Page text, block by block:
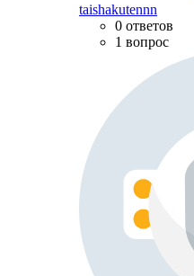
taishakutennn
0 ответов
1 вопрос